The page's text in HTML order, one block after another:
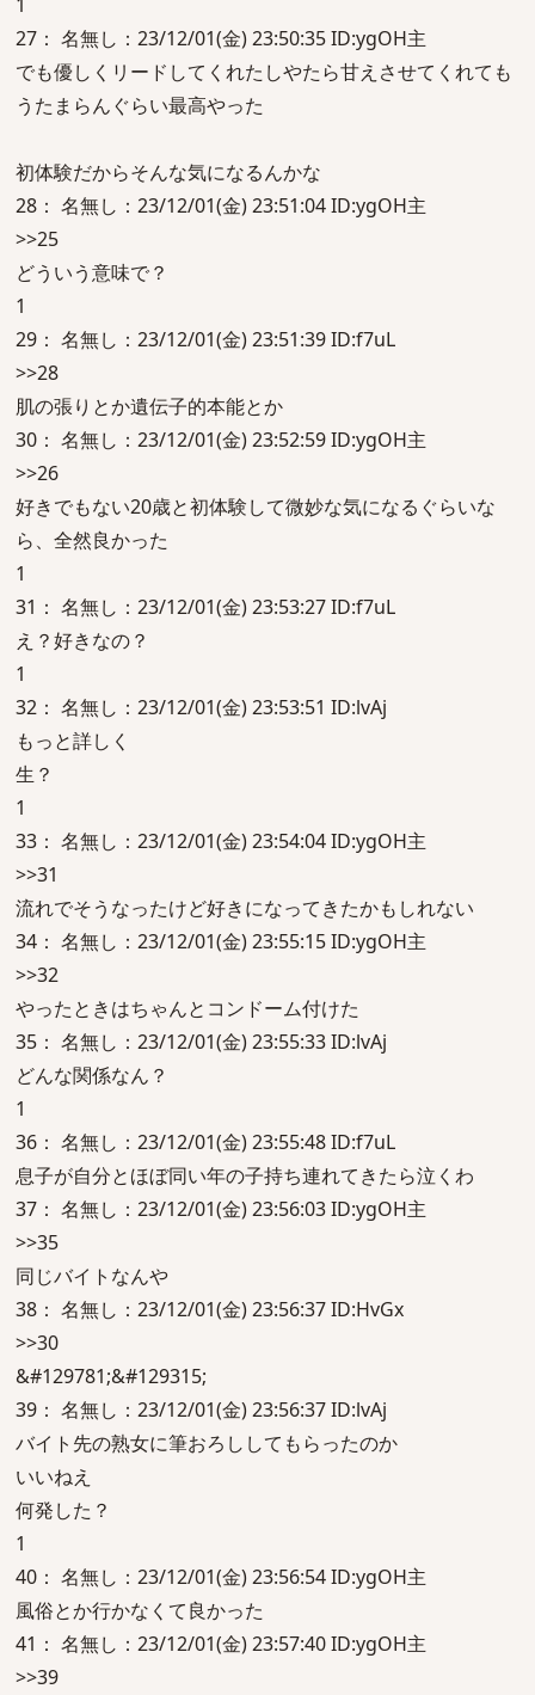
27： 名無し：23/12/01(金) 23:50:35 ID:ygOH主
でも優しくリードしてくれたしやたら甘えさせてくれても
うたまらんぐらい最高やった
初体験だからそんな気になるんかな
28： 名無し：23/12/01(金) 23:51:04 ID:ygOH主
>>25
どういう意味で？
1
29： 名無し：23/12/01(金) 23:51:39 ID:f7uL
>>28
肌の張りとか遺伝子的本能とか
30： 名無し：23/12/01(金) 23:52:59 ID:ygOH主
>>26
好きでもない20歳と初体験して微妙な気になるぐらいな
ら、全然良かった
1
31： 名無し：23/12/01(金) 23:53:27 ID:f7uL
え？好きなの？
1
32： 名無し：23/12/01(金) 23:53:51 ID:lvAj
もっと詳しく
生？
1
33： 名無し：23/12/01(金) 23:54:04 ID:ygOH主
>>31
流れでそうなったけど好きになってきたかもしれない
34： 名無し：23/12/01(金) 23:55:15 ID:ygOH主
>>32
やったときはちゃんとコンドーム付けた
35： 名無し：23/12/01(金) 23:55:33 ID:lvAj
どんな関係なん？
1
36： 名無し：23/12/01(金) 23:55:48 ID:f7uL
息子が自分とほぼ同い年の子持ち連れてきたら泣くわ
37： 名無し：23/12/01(金) 23:56:03 ID:ygOH主
>>35
同じバイトなんや
38： 名無し：23/12/01(金) 23:56:37 ID:HvGx
>>30
&#129781;&#129315;
39： 名無し：23/12/01(金) 23:56:37 ID:lvAj
バイト先の熟女に筆おろししてもらったのか
いいねえ
何発した？
1
40： 名無し：23/12/01(金) 23:56:54 ID:ygOH主
風俗とか行かなくて良かった
41： 名無し：23/12/01(金) 23:57:40 ID:ygOH主
>>39